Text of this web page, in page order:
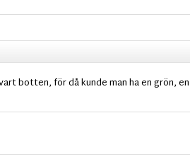
botten, för då kunde man ha en grön,